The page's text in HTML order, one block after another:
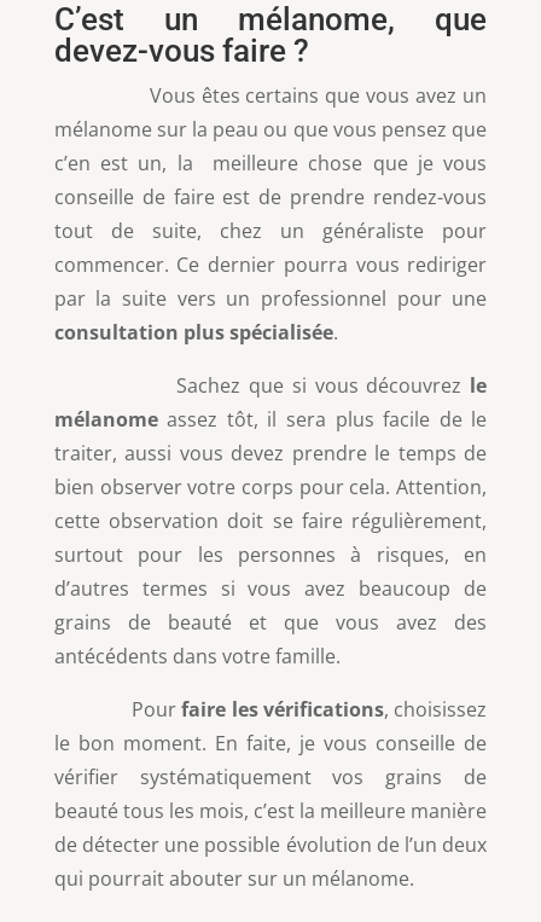
C’est un mélanome, que
devez-vous faire ?
Vous êtes certains que vous avez un
mélanome sur la peau ou que vous pensez que
c’en est un, la meilleure chose que je vous
conseille de faire est de prendre rendez-vous
tout de suite, chez un généraliste pour
commencer. Ce dernier pourra vous rediriger
par la suite vers un professionnel pour une
consultation plus spécialisée.
Sachez que si vous découvrez le
mélanomeassez tôt, il sera plus facile de le
traiter, aussi vous devez prendre le temps de
bien observer votre corps pour cela. Attention,
cette observation doit se faire régulièrement,
surtout pour les personnes à risques, en
d’autres termes si vous avez beaucoup de
grains de beauté et que vous avez des
antécédents dans votre famille.
Pourfaire les vérifications, choisissez
le bon moment. En faite, je vous conseille de
vérifier systématiquement vos grains de
beauté tous les mois, c’est la meilleure manière
de détecter une possible évolution de l’un deux
qui pourrait abouter sur un mélanome.